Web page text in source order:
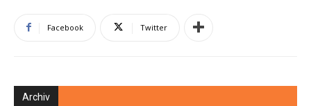
Facebook Twitter
Archiv